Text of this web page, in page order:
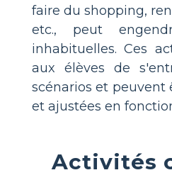
faire du shopping,
etc., peut
inhabituelles. Ces
aux élèves de
scénarios et peuvent
et ajustées en
Activités